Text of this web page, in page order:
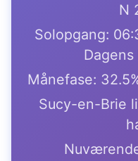
N
Solopgang:
Månefase:
Sucy-en-Brie